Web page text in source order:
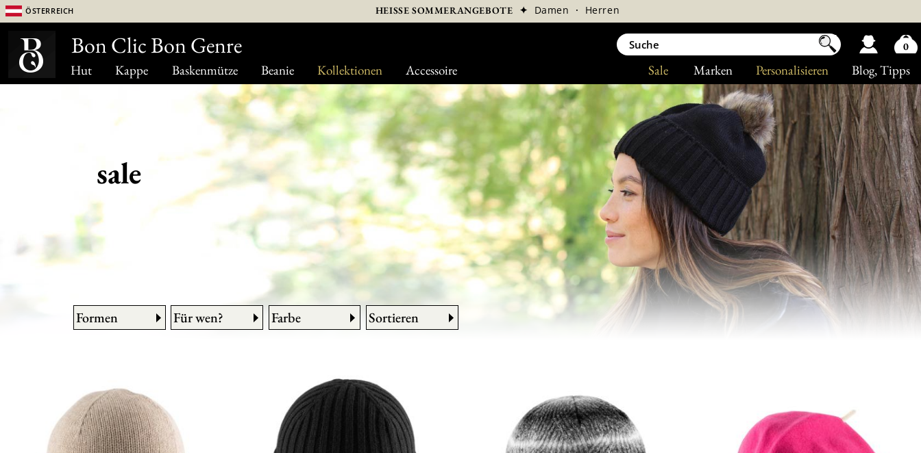
Hut Kappe Baskenmütze Beanie Kollektionen Accessoire Blog, Tipps
Personalisieren
Marken
Sale
Österreich HEISSE SOMMERANGEBOTE ✦ Damen · Herren
sale
Formen Für wen? Farbe Sortieren
Bon Clic Bon Genre 0